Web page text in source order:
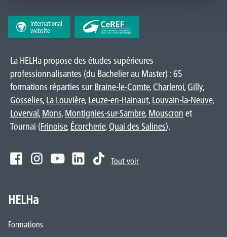
International
website
La HELHa propose des études supérieures
professionnalisantes (du Bachelier au Master) : 65
formations réparties surBraine-le-Comte, Charleroi, Gilly,
Gosselies, La Louvière, Leuze-en-Hainaut, Louvain-la-Neuve,
Loverval, Mons, Montignies-sur-Sambre, Mouscron et
Tournai (Frinoise, Écorcherie, Quai des Salines).
Tout voir
HELHa
Formations